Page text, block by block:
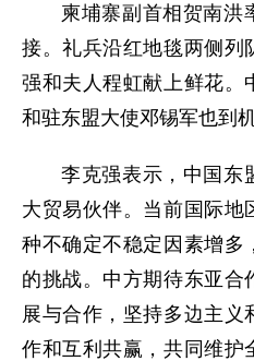
柬埔寨副首相贺南洪
接。礼兵沿红地毯两侧列
强和夫人程虹献上鲜花。
和驻东盟大使邓锡军也到
李克强表示，中国东
大贸易伙伴。当前国际地
种不确定不稳定因素增多
的挑战。中方期待东亚合
展与合作，坚持多边主义
作和互利共赢，共同维护